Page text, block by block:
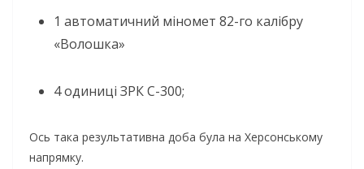
1 автоматичний міномет 82-го калібру
«Волошка»
4 одиниці ЗРК С-300;
Ось така результативна доба була на Херсонському
напрямку.